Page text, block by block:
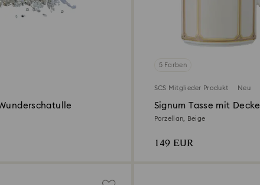
5 Farben
SCS Mitglieder Produkt Neu
Signum Tasse mit Deckel
Porzellan, Beige
149 EUR